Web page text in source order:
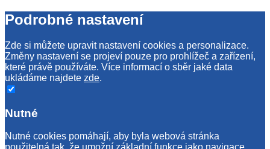
Podrobné nastavení
Zde si můžete upravit nastavení cookies a personalizace.
Změny nastavení se projeví pouze pro prohlížeč a zařízení,
které právě používáte. Více informací o sběr jaké data
ukládáme najdete zde.
Nutné
Nutné cookies pomáhají, aby byla webová stránka